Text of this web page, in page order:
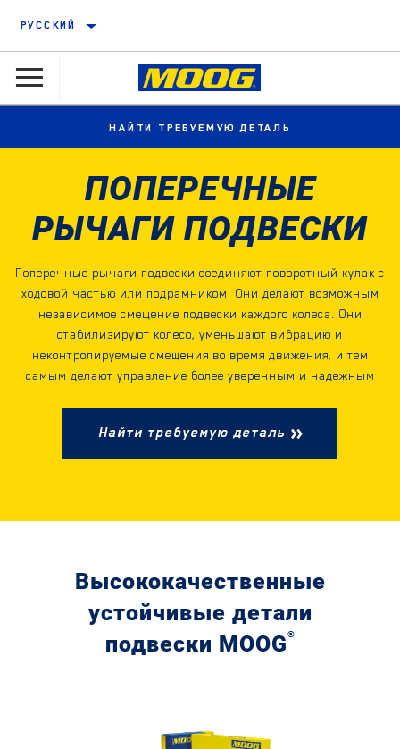
РУССКИЙ
НАЙТИ ТРЕБУЕМУЮ ДЕТАЛЬ
ПОПЕРЕЧНЫЕ
РЫЧАГИ ПОДВЕСКИ
Поперечные рычаги подвески соединяют поворотный кулак с
ходовой частью или подрамником. Они делают возможным
независимое смещение подвески каждого колеса. Они
стабилизируют колесо, уменьшают вибрацию и
неконтролируемые смещения во время движения, и тем
самым делают управление более уверенным и надежным
Найти требуемую деталь
Высококачественные
устойчивые детали
подвески MOOG®